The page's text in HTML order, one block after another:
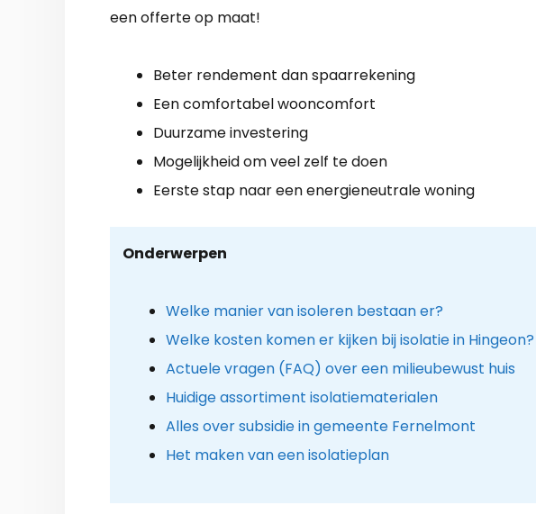
een offerte op maat!
Beter rendement dan spaarrekening
Een comfortabel wooncomfort
Duurzame investering
Mogelijkheid om veel zelf te doen
Eerste stap naar een energieneutrale woning
Onderwerpen
Welke manier van isoleren bestaan er?
Welke kosten komen er kijken bij isolatie in Hingeon?
Actuele vragen (FAQ) over een milieubewust huis
Huidige assortiment isolatiematerialen
Alles over subsidie in gemeente Fernelmont
Het maken van een isolatieplan